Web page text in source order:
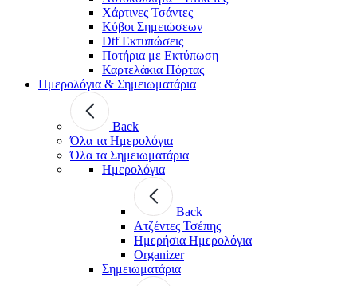
Χάρτινες Τσάντες
Κύβοι Σημειώσεων
Dtf Εκτυπώσεις
Ποτήρια με Εκτύπωση
Καρτελάκια Πόρτας
Ημερολόγια & Σημειωματάρια
Back
Όλα τα Ημερολόγια
Όλα τα Σημειωματάρια
Ημερολόγια
Back
Ατζέντες Τσέπης
Ημερήσια Ημερολόγια
Organizer
Σημειωματάρια